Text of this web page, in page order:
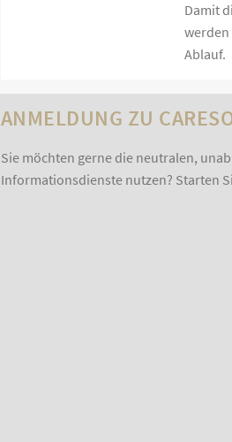
Damit
Ablauf.
ANMELDUNG ZU
Sie möchten gerne die neutralen,
Informationsdienste nutzen? Starten